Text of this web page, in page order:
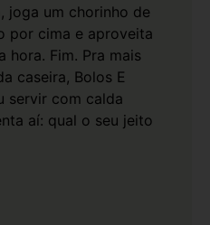
joga um chorinho de
por cima e aproveita
hora. Fim. Pra mais
caseira, Bolos E
servir com calda
aí: qual o seu jeito